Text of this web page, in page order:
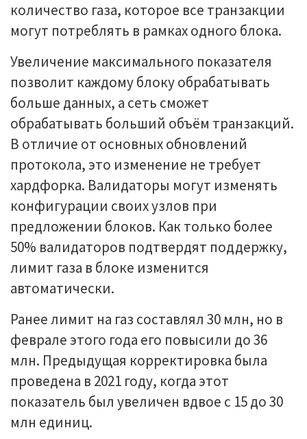
количество газа, которое все транзакции
могут потреблять в рамках одного блока.
Увеличение максимального показателя
позволит каждому блоку обрабатывать
больше данных, а сеть сможет
обрабатывать больший объём транзакций.
В отличие от основных обновлений
протокола, это изменение не требует
хардфорка. Валидаторы могут изменять
конфигурации своих узлов при
предложении блоков. Как только более
50% валидаторов подтвердят поддержку,
лимит газа в блоке изменится
автоматически.
Ранее лимит на газ составлял 30 млн, но в
феврале этого года его повысили до 36
млн. Предыдущая корректировка была
проведена в 2021 году, когда этот
показатель был увеличен вдвое с 15 до 30
млн единиц.